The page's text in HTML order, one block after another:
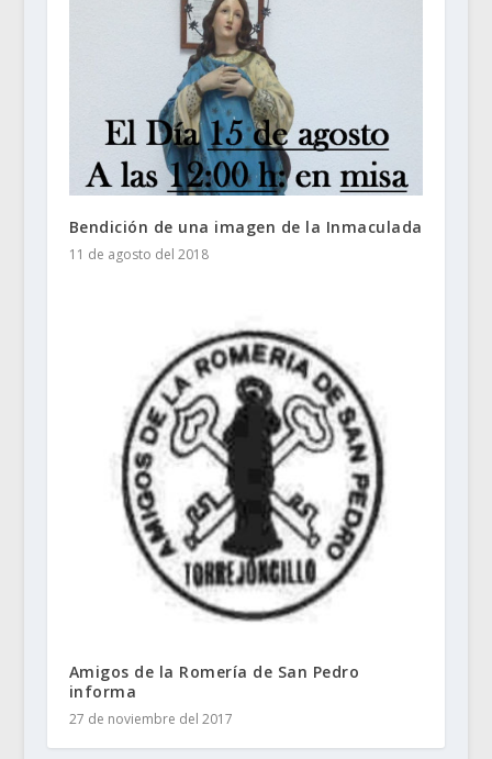
Bendición de una imagen de la Inmaculada
11 de agosto del 2018
Amigos de la Romería de San Pedro
informa
27 de noviembre del 2017